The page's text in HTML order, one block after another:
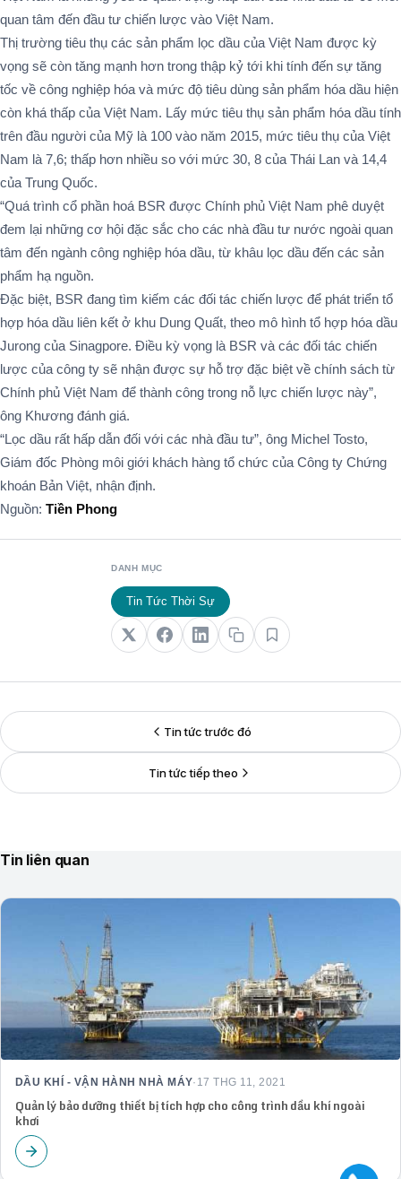
quan tâm đến đầu tư chiến lược vào Việt Nam.
Thị trường tiêu thụ các sản phẩm lọc dầu của Việt Nam được kỳ
vọng sẽ còn tăng mạnh hơn trong thập kỷ tới khi tính đến sự tăng
tốc về công nghiệp hóa và mức độ tiêu dùng sản phẩm hóa dầu hiện
còn khá thấp của Việt Nam. Lấy mức tiêu thụ sản phẩm hóa dầu tính
trên đầu người của Mỹ là 100 vào năm 2015, mức tiêu thụ của Việt
Nam là 7,6; thấp hơn nhiều so với mức 30, 8 của Thái Lan và 14,4
của Trung Quốc.
“Quá trình cổ phần hoá BSR được Chính phủ Việt Nam phê duyệt
đem lại những cơ hội đặc sắc cho các nhà đầu tư nước ngoài quan
tâm đến ngành công nghiệp hóa dầu, từ khâu lọc dầu đến các sản
phẩm hạ nguồn.
Đặc biệt, BSR đang tìm kiếm các đối tác chiến lược để phát triển tổ
hợp hóa dầu liên kết ở khu Dung Quất, theo mô hình tổ hợp hóa dầu
Jurong của Sinagpore. Điều kỳ vọng là BSR và các đối tác chiến
lược của công ty sẽ nhận được sự hỗ trợ đặc biệt về chính sách từ
Chính phủ Việt Nam để thành công trong nỗ lực chiến lược này”,
ông Khương đánh giá.
“Lọc dầu rất hấp dẫn đối với các nhà đầu tư”, ông Michel Tosto,
Giám đốc Phòng môi giới khách hàng tổ chức của Công ty Chứng
khoán Bản Việt, nhận định.
Nguồn: Tiền Phong
DANH MỤC
Tin Tức Thời Sự
Tin tức trước đó
Tin tức tiếp theo
Tin liên quan
DẦU KHÍ - VẬN HÀNH NHÀ MÁY· 17 THG 11, 2021
Quản lý bảo dưỡng thiết bị tích hợp cho công trình dầu khí ngoài
khơi